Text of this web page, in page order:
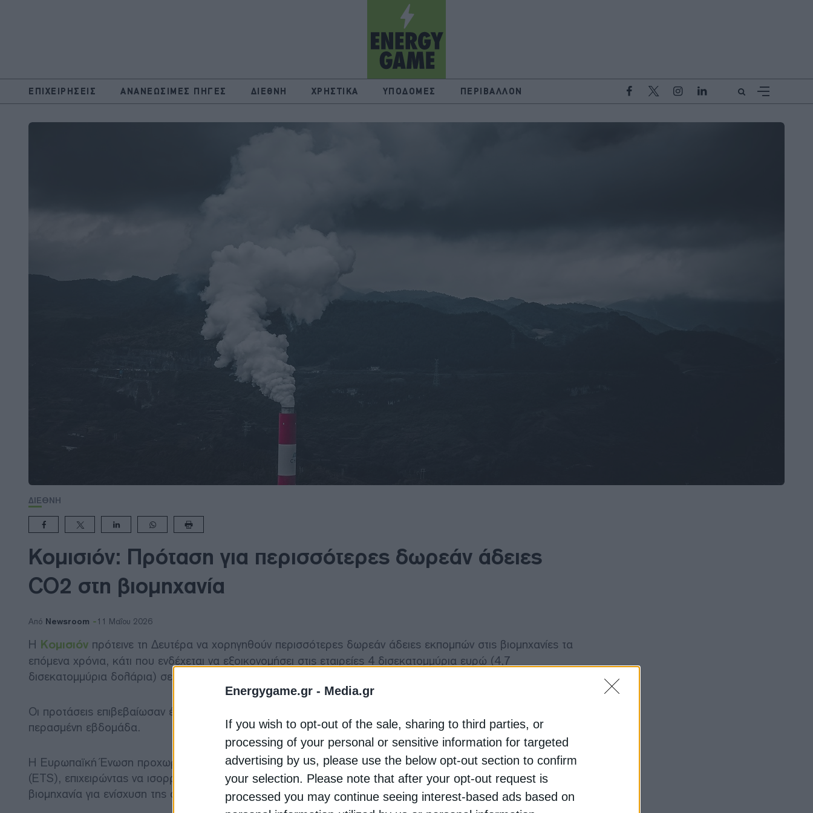
Energygame.gr - Media.gr
If you wish to opt-out of the sale, sharing to third parties, or
processing of your personal or sensitive information for targeted
advertising by us, please use the below opt-out section to confirm
your selection. Please note that after your opt-out request is
processed you may continue seeing interest-based ads based on
ΕΠΙΧΕΙΡΗΣΕΙΣ ΑΝΑΝΕΩΣΙΜΕΣ ΠΗΓΕΣ ΔΙΕΘΝΗ ΧΡΗΣΤΙΚΑ ΥΠΟΔΟΜΕΣ ΠΕΡΙΒΑΛΛΟΝ
ΔΙΕΘΝΗ
Κομισιόν: Πρόταση για περισσότερες δωρεάν άδειες
CO2 στη βιομηχανία
Από Newsroom 11 Μαΐου 2026
Η Κομισιόν πρότεινε τη Δευτέρα να χορηγηθούν περισσότερες δωρεάν άδειες εκπομπών στις βιομηχανίες τα
επόμενα χρόνια, κάτι που ενδέχεται να εξοικονομήσει στις εταιρείες 4 δισεκατομμύρια ευρώ (4,7
δισεκατομμύρια δολάρια) σε έξοδα για το CO2.
Οι προτάσεις επιβεβαίωσαν ένα δημοσίευμα του Reuters που βασίστηκε σε εσωτερικό έγγραφο της ΕΕ την
περασμένη εβδομάδα.
Η Ευρωπαϊκή Ένωση προχωρά σε αναθεώρηση του συστήματος εμπορίας δικαιωμάτων εκπομπών άνθρακα
(ETS), επιχειρώντας να ισορροπήσει μεταξύ των κλιματικών στόχων και των αυξανόμενων πιέσεων από τη
βιομηχανία για ενίσχυση της ανταγωνιστικότητας της ευρωπαϊκής οικονομίας.